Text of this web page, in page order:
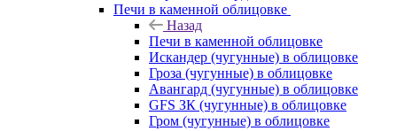
Печи в каменной облицовке
Назад
Печи в каменной облицовке
Искандер (чугунные) в облицовке
Гроза (чугунные) в облицовке
Авангард (чугунные) в облицовке
GFS ЗК (чугунные) в облицовке
Гром (чугунные) в облицовке